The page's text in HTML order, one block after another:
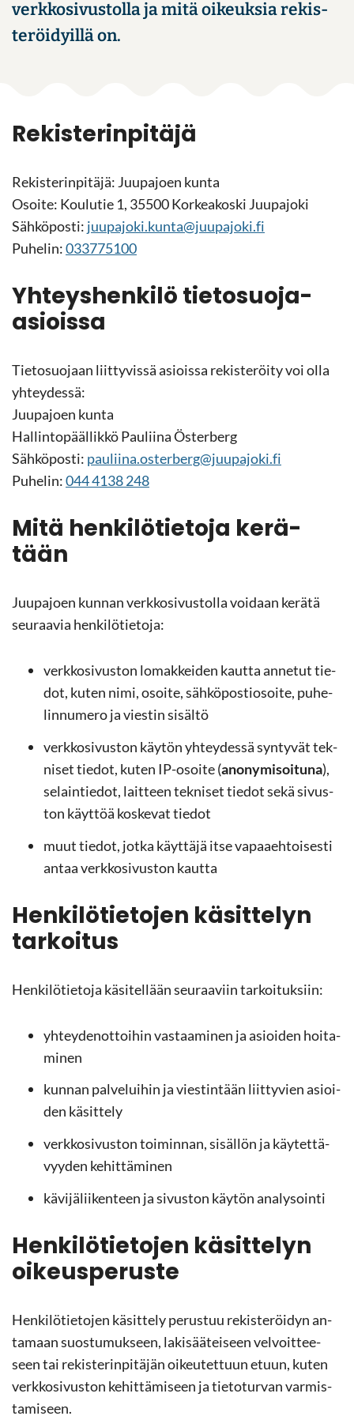
verk­ko­si­vus­tol­la ja mitä oi­keuk­sia re­kis­
te­röi­dyil­lä on.
Re­kis­te­rin­pi­tä­jä
Re­kis­te­rin­pi­tä­jä: Juu­pa­joen kunta
Osoi­te: Kou­lu­tie 1, 35500 Kor­kea­kos­ki Juu­pa­jo­ki
Säh­kö­pos­ti: juu­pa­jo­ki.kunta@juu­pa­jo­ki.fi
Pu­he­lin:033775100
Yh­teys­hen­ki­lö tietosuoja-​
asioissa
Tie­to­suo­jaan liit­ty­vis­sä asiois­sa re­kis­te­röi­ty voi olla
yh­tey­des­sä:
Juu­pa­joen kunta
Hal­lin­to­pääl­lik­kö Pau­lii­na Ös­ter­berg
Säh­kö­pos­ti: pau­lii­na.os­ter­berg@juu­pa­jo­ki.fi
Pu­he­lin:044 4138 248
Mitä hen­ki­lö­tie­to­ja ke­rä­
tään
Juu­pa­joen kun­nan verk­ko­si­vus­tol­la voi­daan ke­rä­tä
seu­raa­via hen­ki­lö­tie­to­ja:
verk­ko­si­vus­ton lo­mak­kei­den kaut­ta an­ne­tut tie­
dot, kuten nimi, osoi­te, säh­kö­pos­tio­soi­te, pu­he­
lin­nu­me­ro ja vies­tin si­säl­tö
verk­ko­si­vus­ton käy­tön yh­tey­des­sä syn­ty­vät tek­
ni­set tie­dot, kuten IP-​osoite (ano­ny­mi­soi­tu­na),
se­lain­tie­dot, lait­teen tek­ni­set tie­dot sekä si­vus­
ton käyt­töä kos­ke­vat tie­dot
muut tie­dot, jotka käyt­tä­jä itse va­paa­eh­toi­ses­ti
antaa verk­ko­si­vus­ton kaut­ta
Hen­ki­lö­tie­to­jen kä­sit­te­lyn
tar­koi­tus
Hen­ki­lö­tie­to­ja kä­si­tel­lään seu­raa­viin tar­koi­tuk­siin:
yh­tey­den­ot­toi­hin vas­taa­mi­nen ja asioi­den hoi­ta­
mi­nen
kun­nan pal­ve­lui­hin ja vies­tin­tään liit­ty­vien asioi­
den kä­sit­te­ly
verk­ko­si­vus­ton toi­min­nan, si­säl­lön ja käy­tet­tä­
vyy­den ke­hit­tä­mi­nen
kä­vi­jä­lii­ken­teen ja si­vus­ton käy­tön ana­ly­soin­ti
Hen­ki­lö­tie­to­jen kä­sit­te­lyn
oi­keus­pe­rus­te
Hen­ki­lö­tie­to­jen kä­sit­te­ly pe­rus­tuu re­kis­te­röi­dyn an­
ta­maan suos­tu­muk­seen, la­ki­sää­tei­seen vel­voit­tee­
seen tai re­kis­te­rin­pi­tä­jän oi­keu­tet­tuun etuun, kuten
verk­ko­si­vus­ton ke­hit­tä­mi­seen ja tie­to­tur­van var­mis­
ta­mi­seen.